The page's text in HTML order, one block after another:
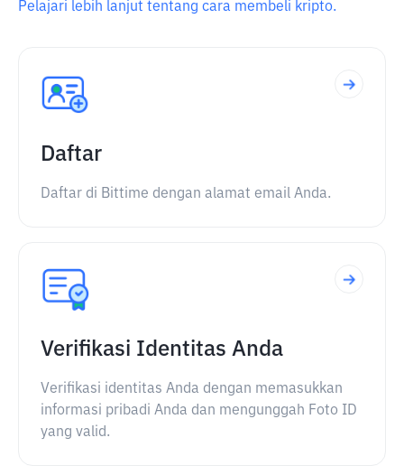
Pelajari lebih lanjut tentang cara membeli kripto.
Daftar
Daftar di Bittime dengan alamat email Anda.
Verifikasi Identitas Anda
Verifikasi identitas Anda dengan memasukkan
informasi pribadi Anda dan mengunggah Foto ID
yang valid.